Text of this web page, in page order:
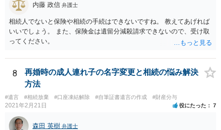
内藤 政信 弁護士
相続人でないと保険や相続の手続はできないですね。 教えてあげれば
いいでしょう。 また、保険金は遺留分減殺請求できないので、受け取
ってください。
8
再婚時の成人連れ子の名字変更と相続の悩み解決
方法
#遺言 #相続放棄 #口座凍結解除 #自筆証書遺言の作成 #財産分与
2021年2月21日 役にたった 7
森田 英樹 弁護士